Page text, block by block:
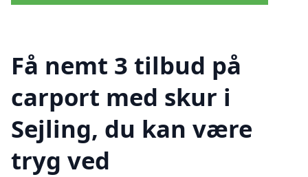
Få nemt 3 tilbud på
carport med skur i
Sejling, du kan være
tryg ved